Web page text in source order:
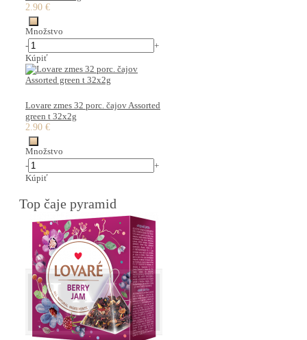
2.90 €
Množstvo
-
+
Kúpiť
Lovare zmes 32 porc. čajov Assorted
green t 32x2g
2.90 €
Množstvo
-
+
Kúpiť
Top čaje pyramid